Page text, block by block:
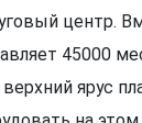
центр.
45000
ярус